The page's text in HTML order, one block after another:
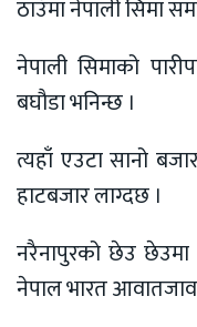
ठाउँमा नेपाली सिमा
नेपाली सिमाको
बघौडा भनिन्छ ।
त्यहाँ एउटा सानो
हाटबजार लाग्दछ ।
नरैनापुरको छेउ
नेपाल भारत